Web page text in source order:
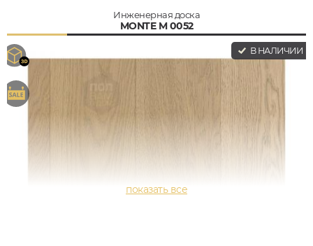
Инженерная доска
MONTE M 0052
В НАЛИЧИИ